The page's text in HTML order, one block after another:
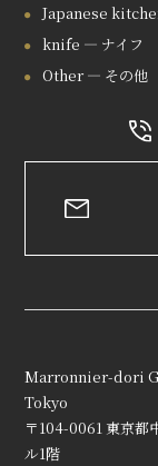
Japanese
knife — ナイフ
Other — その他
Marronnier-dori
Tokyo
〒104-0061 東京都
ル1階